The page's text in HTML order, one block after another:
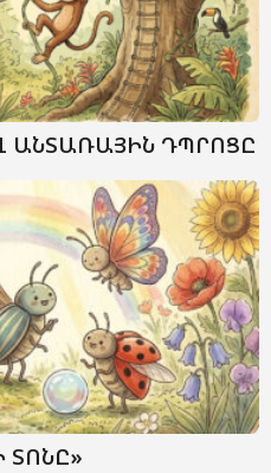
ԱՆՏԱՌԱՅԻՆ ԴՊՐՈՑԸ
ՏՈՆԸ»